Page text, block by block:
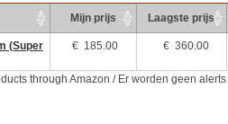
Mijn prijs Laagste prijs
(Super
€ 185.00 € 360.00
through Amazon / Er worden geen